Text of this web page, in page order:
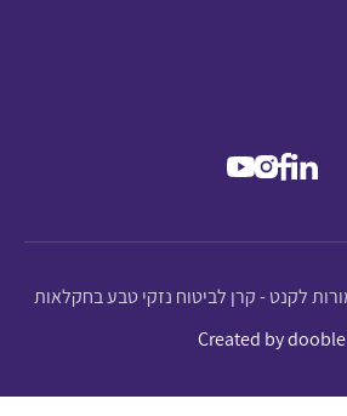
Created by dooble